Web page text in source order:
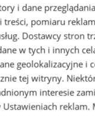
i dane
pomiaru
Dostawcy stron
w tych i innych
geolokalizacyjne i
tej witryny.
interesie
Ustawieniach reklam.